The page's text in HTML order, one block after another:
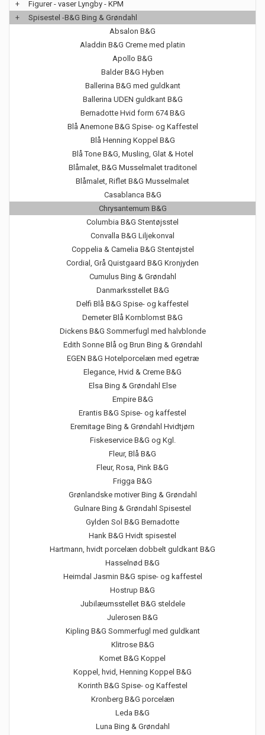
+
Figurer - vaser Lyngby - KPM
+
Spisestel -B&G Bing & Grøndahl
Absalon B&G
Aladdin B&G Creme med platin
Apollo B&G
Balder B&G Hyben
Ballerina B&G med guldkant
Ballerina UDEN guldkant B&G
Bernadotte Hvid form 674 B&G
Blå Anemone B&G Spise- og Kaffestel
Blå Henning Koppel B&G
Blå Tone B&G, Musling, Glat & Hotel
Blåmalet, B&G Musselmalet traditonel
Blåmalet, Riflet B&G Musselmalet
Casablanca B&G
Chrysantemum B&G
Columbia B&G Stentøjsstel
Convalla B&G Liljekonval
Coppelia & Camelia B&G Stentøjstel
Cordial, Grå Quistgaard B&G Kronjyden
Cumulus Bing & Grøndahl
Danmarksstellet B&G
Delfi Blå B&G Spise- og kaffestel
Demeter Blå Kornblomst B&G
Dickens B&G Sommerfugl med halvblonde
Edith Sonne Blå og Brun Bing & Grøndahl
EGEN B&G Hotelporcelæn med egetræ
Elegance, Hvid & Creme B&G
Elsa Bing & Grøndahl Else
Empire B&G
Erantis B&G Spise- og kaffestel
Eremitage Bing & Grøndahl Hvidtjørn
Fiskeservice B&G og Kgl.
Fleur, Blå B&G
Fleur, Rosa, Pink B&G
Frigga B&G
Grønlandske motiver Bing & Grøndahl
Gulnare Bing & Grøndahl Spisestel
Gylden Sol B&G Bernadotte
Hank B&G Hvidt spisestel
Hartmann, hvidt porcelæn dobbelt guldkant B&G
Hasselnød B&G
Heimdal Jasmin B&G spise- og kaffestel
Hostrup B&G
Jubilæumsstellet B&G steldele
Julerosen B&G
Kipling B&G Sommerfugl med guldkant
Klitrose B&G
Komet B&G Koppel
Koppel, hvid, Henning Koppel B&G
Korinth B&G Spise- og Kaffestel
Kronberg B&G porcelæn
Leda B&G
Luna Bing & Grøndahl